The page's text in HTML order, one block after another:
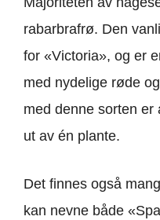
rabarbrafrø. Den
for «Victoria», og er
med nydelige røde
med denne sorten er
ut av én plante.
Det finnes også
kan nevne både